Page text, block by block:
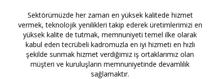
Sektörümüzde her zaman en yüksek kalitede hizmet
vermek, teknolojik yenilikleri takip ederek üretimlerimizi en
yüksek kalite de tutmak, memnuniyeti temel ilke olarak
kabul eden tecrübeli kadromuzla en iyi hizmeti en hızlı
şekilde sunmak hizmet verdiğimiz iş ortaklarımız olan
müşteri ve kuruluşların memnuniyetinde devamlılık
sağlamaktır.